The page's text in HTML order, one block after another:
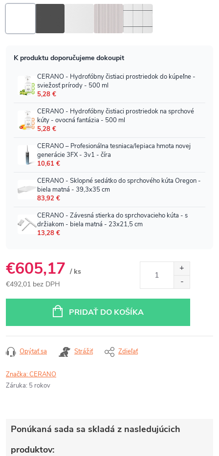
€605,17 / ks
€492,01 bez DPH
PRIDAŤ DO KOŠÍKA
Opýtať sa Strážiť Zdieľať
Značka:CERANO
Záruka: 5 rokov
Ponúkaná sada sa skladá z nasledujúcich
produktov: